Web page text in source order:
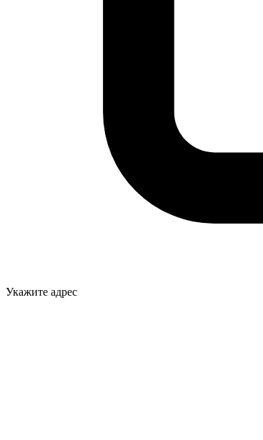
Укажите адрес